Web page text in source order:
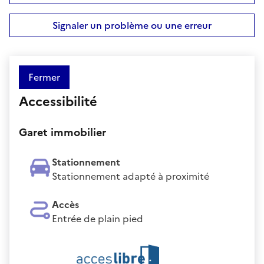
Signaler un problème ou une erreur
Fermer
Accessibilité
Garet immobilier
Stationnement
Stationnement adapté à proximité
Accès
Entrée de plain pied